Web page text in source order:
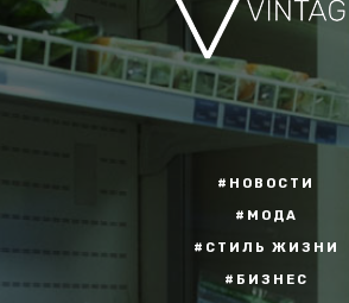
#НОВОСТИ
#МОДА
#СТИЛЬ ЖИЗНИ
#БИЗНЕС